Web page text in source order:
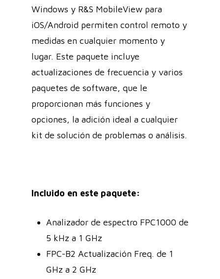
Windows y R&S MobileView para
iOS/Android permiten control remoto y
medidas en cualquier momento y
lugar. Este paquete incluye
actualizaciones de frecuencia y varios
paquetes de software, que le
proporcionan más funciones y
opciones, la adición ideal a cualquier
kit de solución de problemas o análisis.
Incluido en este paquete:
Analizador de espectro FPC1000 de
5 kHz a 1 GHz
FPC-B2 Actualización Freq. de 1
GHz a 2 GHz